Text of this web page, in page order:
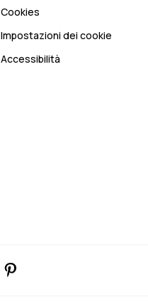
Cookies
Impostazioni dei cookie
Accessibilità